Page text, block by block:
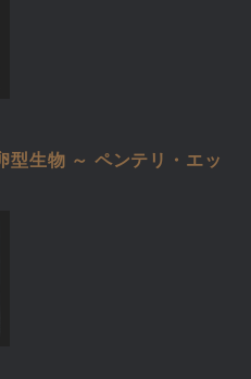
型生物 ～ ペンテリ・エッ